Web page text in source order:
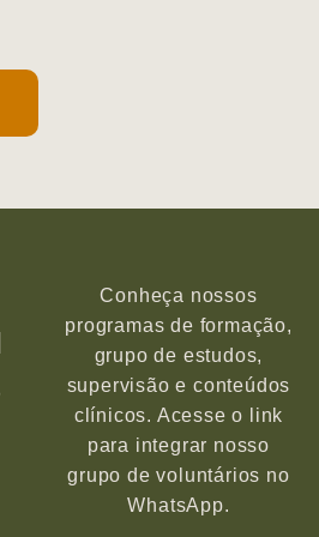
Conheça nossos
programas de formação,
grupo de estudos,
supervisão e conteúdos
clínicos. Acesse o link
para integrar nosso
grupo de voluntários no
WhatsApp.